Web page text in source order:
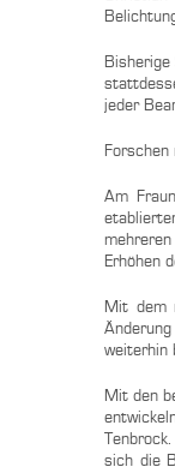
jeder
Am
Erhöhen
Mit dem
weiterhin
Mit den
sich die